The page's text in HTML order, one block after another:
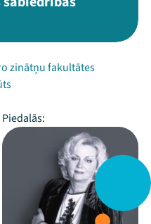
zinātņu fakultātes
Piedalās: